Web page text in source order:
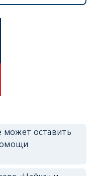
может оставить